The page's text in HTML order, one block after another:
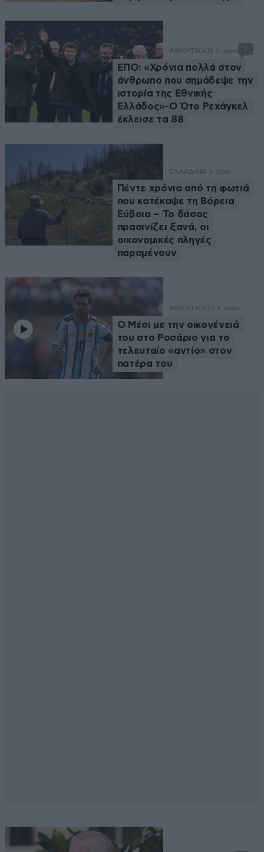
ΑΘΛΗΤΙΚΑ 10 λ. πριν
ΕΠΟ: «Χρόνια πολλά στον
άνθρωπο που σημάδεψε την
ιστορία της Εθνικής
Ελλάδος»-Ο Ότο Ρεχάγκελ
έκλεισε τα 88
ΕΛΛΑΔΑ 18 λ. πριν
Πέντε χρόνια από τη φωτιά
που κατέκαψε τη Βόρεια
Εύβοια – Το δάσος
πρασινίζει ξανά, οι
οικονομικές πληγές
παραμένουν
ΑΘΛΗΤΙΚΑ25 λ. πριν
Ο Μέσι με την οικογένειά
του στο Ροσάριο για το
τελευταίο «αντίο» στον
πατέρα του